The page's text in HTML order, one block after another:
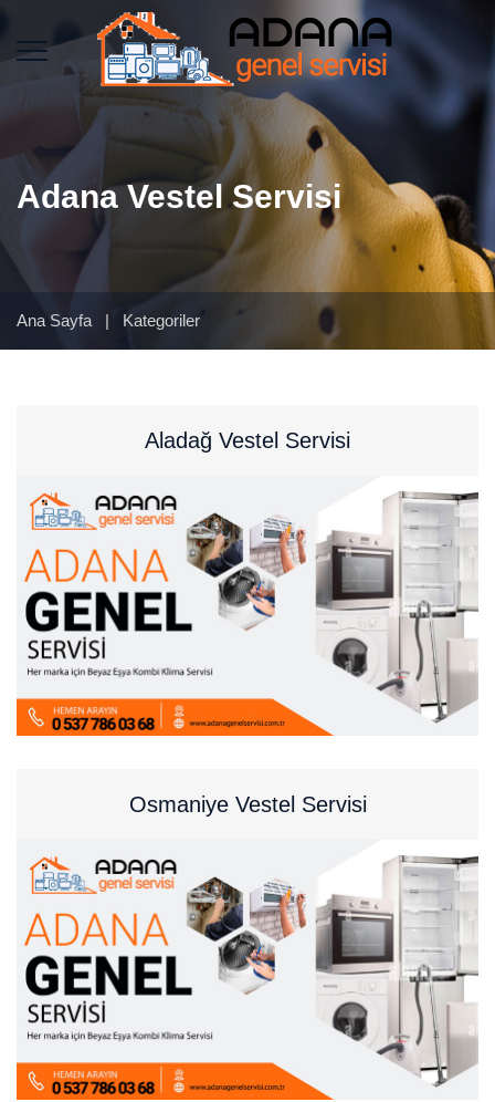
Adana Vestel Servisi
Ana Sayfa | Kategoriler
Aladağ Vestel Servisi
Osmaniye Vestel Servisi